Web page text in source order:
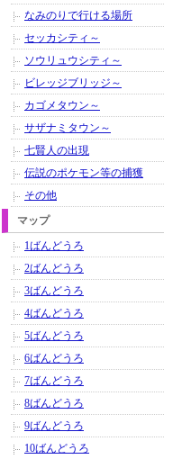
なみのりで行ける場所
セッカシティ～
ソウリュウシティ～
ビレッジブリッジ～
カゴメタウン～
サザナミタウン～
七賢人の出現
伝説のポケモン等の捕獲
その他
マップ
1ばんどうろ
2ばんどうろ
3ばんどうろ
4ばんどうろ
5ばんどうろ
6ばんどうろ
7ばんどうろ
8ばんどうろ
9ばんどうろ
10ばんどうろ